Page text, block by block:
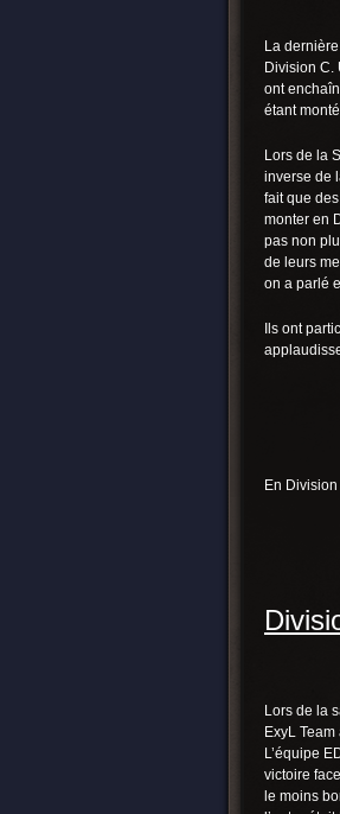
La
Division C.
ont
étant
Lors de la
inverse de
fait que
monter en
pas non
de leurs
on a parlé
Ils ont
En
Lors de la
ExyL
L’équipe
victoire
le moins